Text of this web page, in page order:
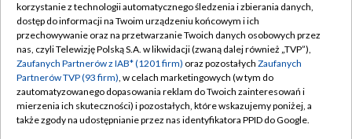
TVP
Abonament TVP
Emisja w TVP
Centrum informacji TVP
Naziemna Telewizja Cyfrowa
Regulamin TVP
Polityka prywatności
Moje zgody
Pomoc
korzystanie z technologii automatycznego śledzenia i zbierania danych,
dostęp do informacji na Twoim urządzeniu końcowym i ich
przechowywanie oraz na przetwarzanie Twoich danych osobowych przez
nas, czyli Telewizję Polską S.A. w likwidacji (zwaną dalej również „TVP”),
Zaufanych Partnerów z IAB* (1201 firm) oraz pozostałych Zaufanych
Partnerów TVP (93 firm), w celach marketingowych (w tym do
zautomatyzowanego dopasowania reklam do Twoich zainteresowań i
mierzenia ich skuteczności) i pozostałych, które wskazujemy poniżej, a
także zgody na udostępnianie przez nas identyfikatora PPID do Google.